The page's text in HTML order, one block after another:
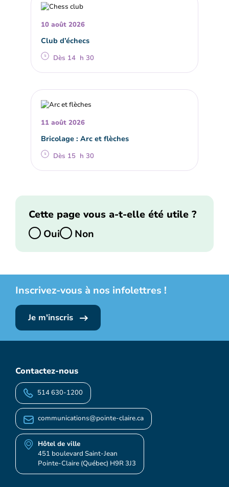
10 août 2026
Club d’échecs
Dès 14 h 30
11 août 2026
Bricolage : Arc et flèches
Dès 15 h 30
Cette page vous a-t-elle été utile ?
Oui
Non
Inscrivez-vous à nos infolettres !
Je m'inscris
Contactez-nous
514 630-1200
communications@pointe-claire.ca
Hôtel de ville
451 boulevard Saint-Jean
Pointe-Claire (Québec) H9R 3J3